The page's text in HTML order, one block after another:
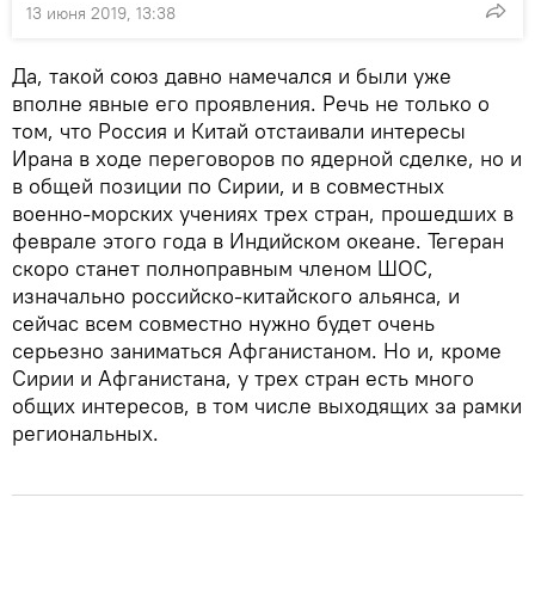
13 июня 2019, 13:38
Да, такой союз давно намечался и были уже
вполне явные его проявления. Речь не только о
том, что Россия и Китай отстаивали интересы
Ирана в ходе переговоров по ядерной сделке, но и
в общей позиции по Сирии, и в совместных
военно-морских учениях трех стран, прошедших в
феврале этого года в Индийском океане. Тегеран
скоро станет полноправным членом ШОС,
изначально российско-китайского альянса, и
сейчас всем совместно нужно будет очень
серьезно заниматься Афганистаном. Но и, кроме
Сирии и Афганистана, у трех стран есть много
общих интересов, в том числе выходящих за рамки
региональных.